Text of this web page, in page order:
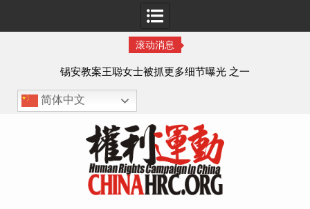
滚动消息
锡安教案王聪女士被抓更多细节曝光 之一
简体中文